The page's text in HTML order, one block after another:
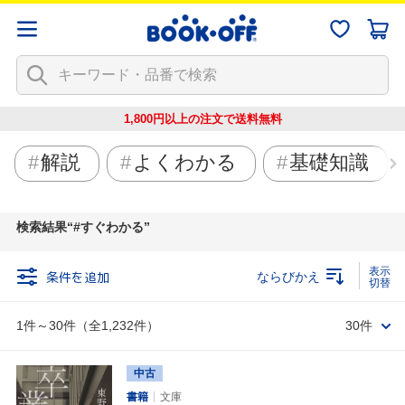
1,800円以上の注文で送料無料
解説 よくわかる 基礎知識
検索結果 #すぐわかる
条件を追加
1件～30件（全1,232件）
ならびかえ
30件
中古
書籍
文庫